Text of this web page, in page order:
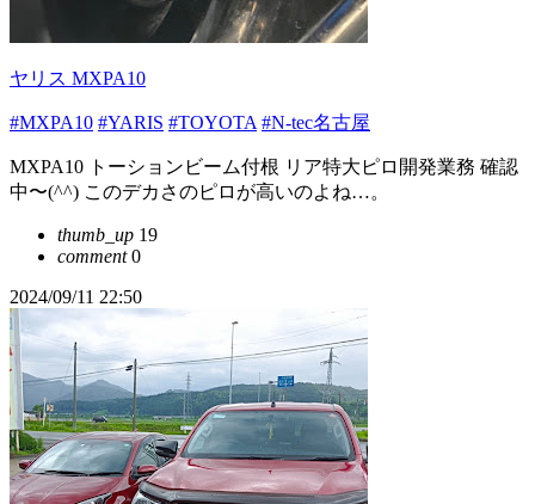
ヤリス MXPA10
#MXPA10 #YARIS #TOYOTA #N-tec名古屋
MXPA10 トーションビーム付根 リア特大ピロ開発業務 確認
中〜(^^) このデカさのピロが高いのよね…。
thumb_up 19
comment0
2024/09/11 22:50